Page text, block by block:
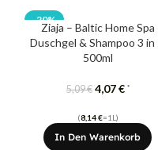
-20%
Ziaja – Baltic Home Spa
Duschgel & Shampoo 3 in
500ml
5,09€ 4,07€ *
(8,14€=1L)
In Den Warenkorb